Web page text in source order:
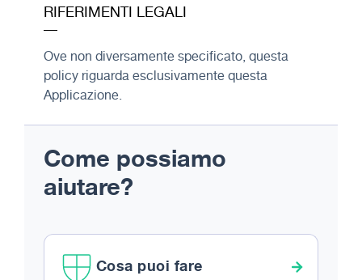
RIFERIMENTI LEGALI
Ove non diversamente specificato, questa
policy riguarda esclusivamente questa
Applicazione.
Come possiamo
aiutare?
Cosa puoi fare